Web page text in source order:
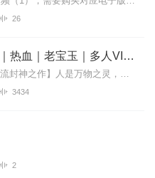
26
蛊真人｜大爱仙尊｜热血｜老宝玉｜多人VIP免费有声剧
内容简介【黑暗文反派流封神之作】人是万物之灵，蛊是天地真精。一个穿越者不断重生的故事。一个养蛊、炼蛊、用蛊的奇特世界。配音组（男角色）老宝玉旁白...
3434
2